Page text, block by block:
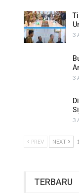
3
3
3
PREV NEXT
TERBARU